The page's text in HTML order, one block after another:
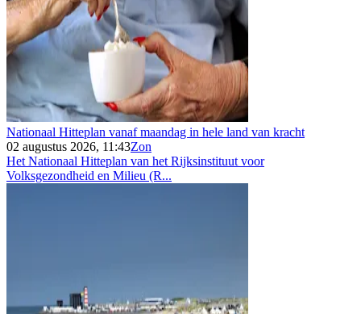
Nationaal Hitteplan vanaf maandag in hele land van kracht
02 augustus 2026, 11:43Zon
Het Nationaal Hitteplan van het Rijksinstituut voor
Volksgezondheid en Milieu (R...